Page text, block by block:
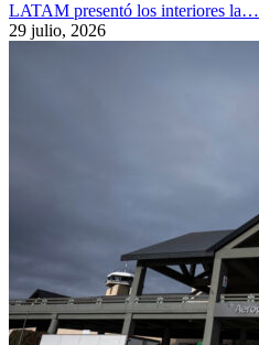
LATAM presentó los interiores la…
29 julio, 2026